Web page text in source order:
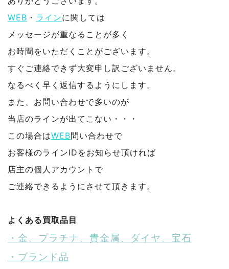
WEB ・ ラインに関しては
メッセージが重なることが多く
お時間をいただくことがございます。
すぐご連絡できず大変申し訳ございません。
なるべく早く返信するようにします。
また、お問い合わせで多いのが
当店のラインが出てこない・・・
この場合はWEB問い合わせで
お客様のラインIDをお知らせ頂ければ
店主の個人アカウントで
ご連絡できるようにさせて頂きます。
よくある買取品目
・金、プラチナ、貴金属、ダイヤ、宝石
・ブランド品